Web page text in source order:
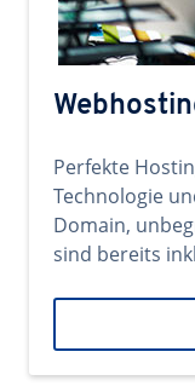
Perfekte
Technologie
Domain,
sind bereits